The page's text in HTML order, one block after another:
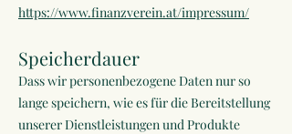
https://www.finanzverein.at/impressum/
Speicherdauer
Dass wir personenbezogene Daten nur so
lange speichern, wie es für die Bereitstellung
unserer Dienstleistungen und Produkte